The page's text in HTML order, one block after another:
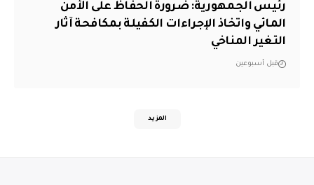
رئيس الجمهورية: ضرورة الحفاظ على الأمن
المائي واتخاذ الإجراءات الكفيلة بمكافحة آثار
التغير المناخي
قبل أسبوعين
المزيد